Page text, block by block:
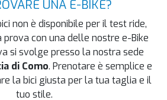
UNA E-BIKE?
non è disponibile per il test ride,
prova con una delle nostre e-Bike
si svolge presso la nostra sede
di Como. Prenotare è semplice e
la bici giusta per la tua taglia e il
tuo stile.